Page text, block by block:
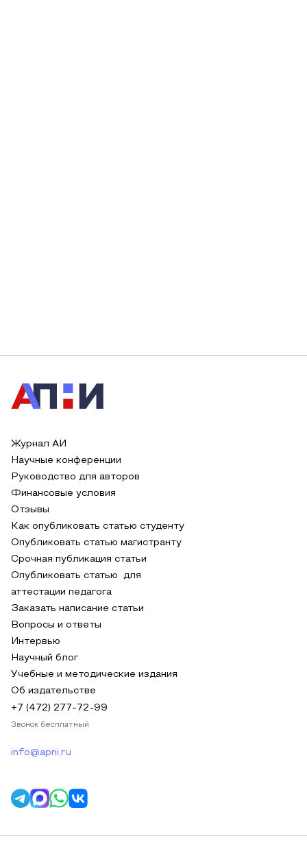
Журнал АИ
Научные конференции
Руководство для авторов
Финансовые условия
Отзывы
Как опубликовать статью студенту
Опубликовать статью магистранту
Срочная публикация статьи
Опубликовать статью для
аттестации педагога
Заказать написание статьи
Вопросы и ответы
Интервью
Научный блог
Учебные и методические издания
Об издательстве
+7 (472) 277-72-99
Звонок бесплатный
info@apni.ru